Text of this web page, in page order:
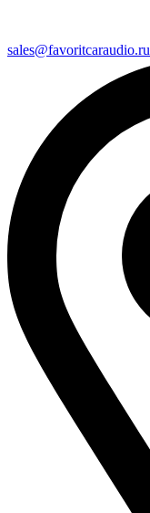
sales@favoritcaraudio.ru